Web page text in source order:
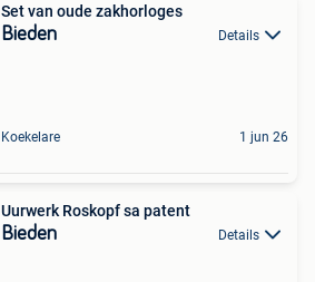
Set van oude zakhorloges
Bieden Details
Koekelare 1 jun 26
Uurwerk Roskopf sa patent
Bieden Details